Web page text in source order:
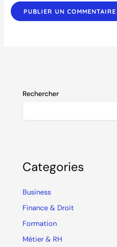
Rechercher
Categories
Business
Finance & Droit
Formation
Métier & RH